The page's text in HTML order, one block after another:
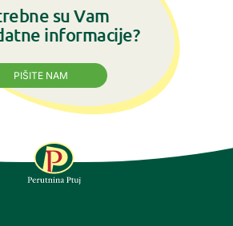
su Vam
informacije?
PIŠITE NAM